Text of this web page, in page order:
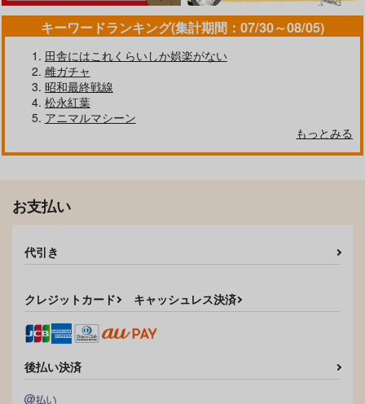
キーワードランキング(集計期間：07/30～08/05)
田舎にはこれくらいしか娯楽がない
雌ガチャ
昭和最終戦線
松永紅葉
アニマルマシーン
もっとみる
お支払い
代引き
クレジットカード キャッシュレス決済
後払い決済